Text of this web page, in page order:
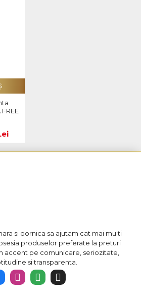
si dornica sa ajutam cat mai multi
produselor preferate la preturi
accent pe comunicare, seriozitate,
si transparenta.